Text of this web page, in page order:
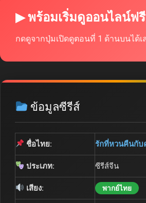
▶ พร้อมเริ่มดูออนไลน์ฟรี
กดดูจากปุ่มเปิดดูตอนที่ 1 ด้านบนได้เ
ข้อมูลซีรีส์
ชื่อไทย: รักที่หวนคืนกับ
ประเภท: ซีรีส์จีน
เสียง: พากย์ไทย